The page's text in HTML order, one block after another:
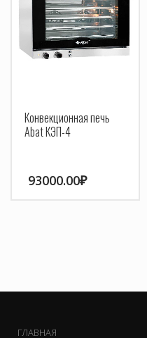
Конвекционная печь
Abat КЭП-4
93000.00₽
ГЛАВНАЯ